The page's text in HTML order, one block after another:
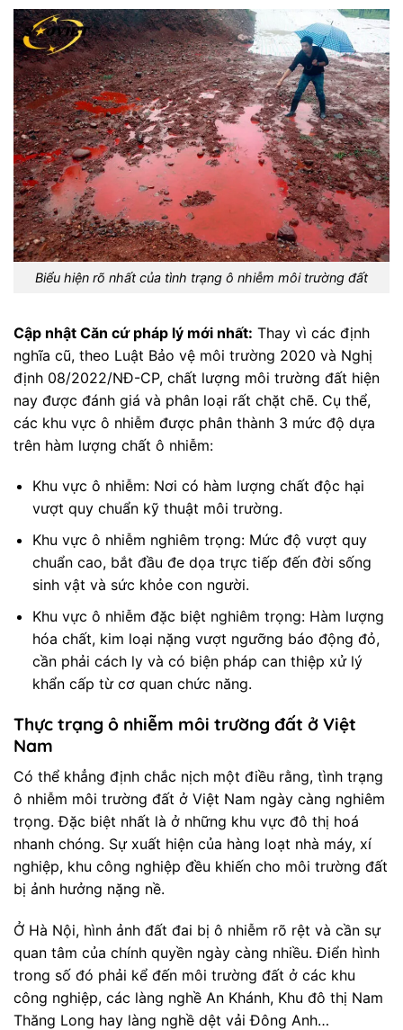
Biểu hiện rõ nhất của tình trạng ô nhiễm môi trường đất
Cập nhật Căn cứ pháp lý mới nhất: Thay vì các định
nghĩa cũ, theo Luật Bảo vệ môi trường 2020 và Nghị
định 08/2022/NĐ-CP, chất lượng môi trường đất hiện
nay được đánh giá và phân loại rất chặt chẽ. Cụ thể,
các khu vực ô nhiễm được phân thành 3 mức độ dựa
trên hàm lượng chất ô nhiễm:
Khu vực ô nhiễm: Nơi có hàm lượng chất độc hại
vượt quy chuẩn kỹ thuật môi trường.
Khu vực ô nhiễm nghiêm trọng: Mức độ vượt quy
chuẩn cao, bắt đầu đe dọa trực tiếp đến đời sống
sinh vật và sức khỏe con người.
Khu vực ô nhiễm đặc biệt nghiêm trọng: Hàm lượng
hóa chất, kim loại nặng vượt ngưỡng báo động đỏ,
cần phải cách ly và có biện pháp can thiệp xử lý
khẩn cấp từ cơ quan chức năng.
Thực trạng ô nhiễm môi trường đất ở Việt
Nam
Có thể khẳng định chắc nịch một điều rằng, tình trạng
ô nhiễm môi trường đất ở Việt Nam ngày càng nghiêm
trọng. Đặc biệt nhất là ở những khu vực đô thị hoá
nhanh chóng. Sự xuất hiện của hàng loạt nhà máy, xí
nghiệp, khu công nghiệp đều khiến cho môi trường đất
bị ảnh hưởng nặng nề.
Ở Hà Nội, hình ảnh đất đai bị ô nhiễm rõ rệt và cần sự
quan tâm của chính quyền ngày càng nhiều. Điển hình
trong số đó phải kể đến môi trường đất ở các khu
công nghiệp, các làng nghề An Khánh, Khu đô thị Nam
Thăng Long hay làng nghề dệt vải Đông Anh…